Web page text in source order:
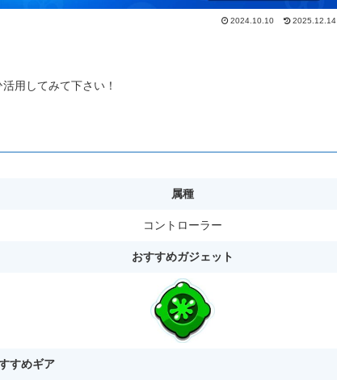
2024.10.10 2025.12.14
用してみて下さい！
属種
コントローラー
おすすめガジェット
すめギア